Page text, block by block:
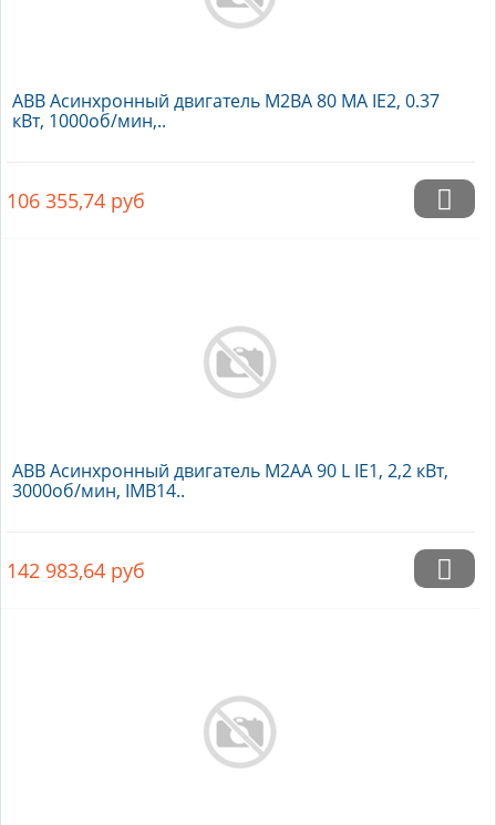
ABB Асинхронный двигатель M2BA 80 MA IE2, 0.37
кВт, 1000об/мин,..
106 355,74 руб
ABB Асинхронный двигатель M2AA 90 L IE1, 2,2 кВт,
3000об/мин, IMB14..
142 983,64 руб